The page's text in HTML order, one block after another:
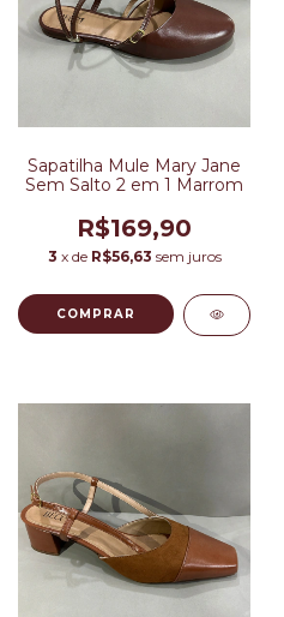
Sapatilha Mule Mary Jane
Sem Salto 2 em 1 Marrom
R$169,90
3 x de R$56,63 sem juros
COMPRAR